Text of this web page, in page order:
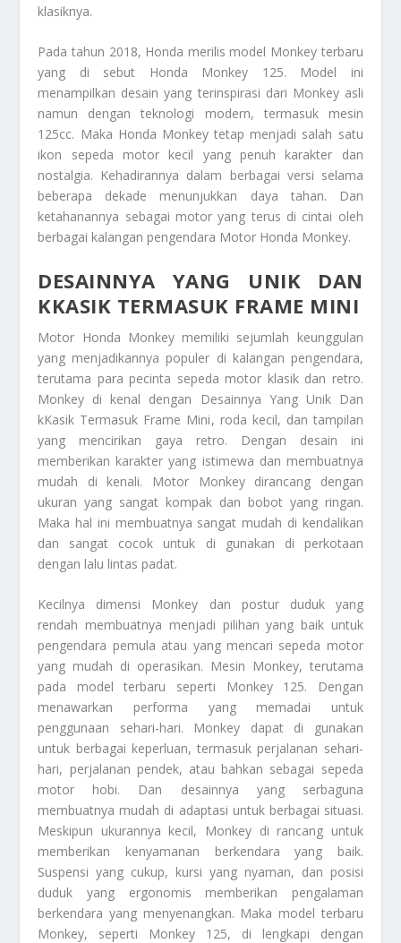
klasiknya.
Pada tahun 2018, Honda merilis model Monkey terbaru
yang di sebut Honda Monkey 125. Model ini
menampilkan desain yang terinspirasi dari Monkey asli
namun dengan teknologi modern, termasuk mesin
125cc. Maka Honda Monkey tetap menjadi salah satu
ikon sepeda motor kecil yang penuh karakter dan
nostalgia. Kehadirannya dalam berbagai versi selama
beberapa dekade menunjukkan daya tahan. Dan
ketahanannya sebagai motor yang terus di cintai oleh
berbagai kalangan pengendara Motor Honda Monkey.
DESAINNYA YANG UNIK DAN
KKASIK TERMASUK FRAME MINI
Motor Honda Monkey memiliki sejumlah keunggulan
yang menjadikannya populer di kalangan pengendara,
terutama para pecinta sepeda motor klasik dan retro.
Monkey di kenal dengan Desainnya Yang Unik Dan
kKasik Termasuk Frame Mini, roda kecil, dan tampilan
yang mencirikan gaya retro. Dengan desain ini
memberikan karakter yang istimewa dan membuatnya
mudah di kenali. Motor Monkey dirancang dengan
ukuran yang sangat kompak dan bobot yang ringan.
Maka hal ini membuatnya sangat mudah di kendalikan
dan sangat cocok untuk di gunakan di perkotaan
dengan lalu lintas padat.
Kecilnya dimensi Monkey dan postur duduk yang
rendah membuatnya menjadi pilihan yang baik untuk
pengendara pemula atau yang mencari sepeda motor
yang mudah di operasikan. Mesin Monkey, terutama
pada model terbaru seperti Monkey 125. Dengan
menawarkan performa yang memadai untuk
penggunaan sehari-hari. Monkey dapat di gunakan
untuk berbagai keperluan, termasuk perjalanan sehari-
hari, perjalanan pendek, atau bahkan sebagai sepeda
motor hobi. Dan desainnya yang serbaguna
membuatnya mudah di adaptasi untuk berbagai situasi.
Meskipun ukurannya kecil, Monkey di rancang untuk
memberikan kenyamanan berkendara yang baik.
Suspensi yang cukup, kursi yang nyaman, dan posisi
duduk yang ergonomis memberikan pengalaman
berkendara yang menyenangkan. Maka model terbaru
Monkey, seperti Monkey 125, di lengkapi dengan